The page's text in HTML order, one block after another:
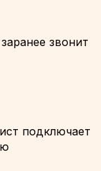
звонит
подключает